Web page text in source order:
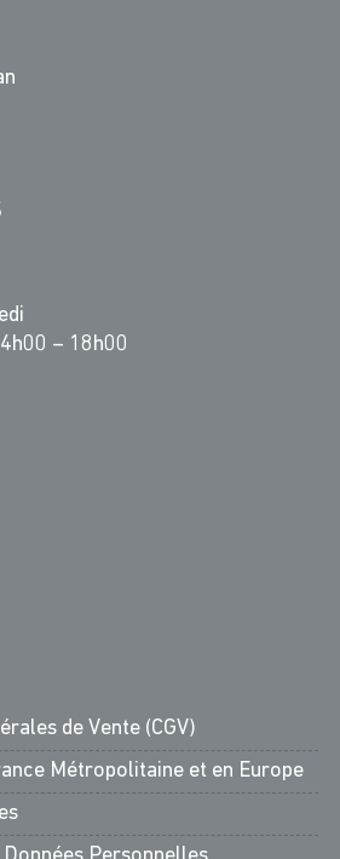
– 18h00
de Vente (CGV)
Métropolitaine et en Europe